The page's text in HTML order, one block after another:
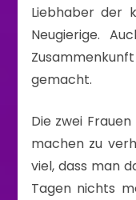
Liebhaber der
Neugierige.
gemacht.
Die zwei
machen zu
viel, dass man
Tagen nichts